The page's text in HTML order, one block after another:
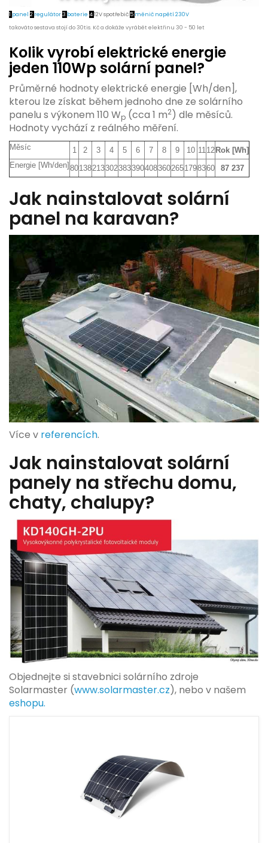
1 panel 2 regulátor3 baterie 412V spotřebič 5 měnič napětí 230V
takováto sestava stojí do 30tis. Kč a dokáže vyrábět elektřinu 30 - 50 let
Kolik vyrobí elektrické energie
jeden 110Wp solární panel?
Průměrné hodnoty elektrické energie [Wh/den],
kterou lze získat během jednoho dne ze solárního
panelu s výkonem 110 Wp (cca 1 m2) dle měsíců.
Hodnoty vychází z reálného měření.
Měsíc 1 2 3 4 5 6 7 8 9 10 11 12Rok [Wh]
Energie [Wh/den]801382133023833904083602651798360 87 237
Jak nainstalovat solární
panel na karavan?
Více v referencích.
Jak nainstalovat solární
panely na střechu domu,
chaty, chalupy?
Objednejte si stavebnici solárního zdroje
Solarmaster (www.solarmaster.cz), nebo v našem
eshopu.